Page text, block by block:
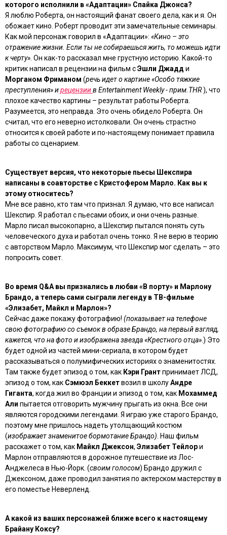
которого исполнили в «Адаптации» Спайка Джонса?
Я люблю Роберта, он настоящий фанат своего дела, как и я. Он
обожает кино. Роберт проводит эти замечательные семинары.
Как мой персонаж говорил в «Адаптации»: «Кино – это
отражение жизни. Если ты не собираешься жить, то можешь идти
к черту» . Он как-то рассказал мне грустную историю. Какой-то
критик написал в рецензии на фильм сЭшли Джадд и
Морганом Фриманом (речь идет о картине «Особо тяжкие
преступления» ирецензиив Entertainment Weekly - прим.THR), что
плохое качество картины – результат работы Роберта.
Разумеется, это неправда. Это очень обидело Роберта. Он
считал, что его неверно истолковали. Он очень страстно
относится к своей работе и по-настоящему понимает правила
работы со сценарием.
Существует версия, что некоторые пьесы Шекспира
написаны в соавторстве с Кристофером Марло. Как вы к
этому относитесь?
Мне все равно, кто там что признал. Я думаю, что все написал
Шекспир. Я работал с пьесами обоих, и они очень разные.
Марло писал высокопарно, а Шекспир пытался понять суть
человеческого духа и работал очень тонко. Я не верю в теорию
с авторством Марло. Максимум, что Шекспир мог сделать – это
попросить совет.
Во время Q&A вы признались в любви «В порту» и Марлону
Брандо, а теперь сами сыграли легенду в ТВ-фильме
«Элизабет, Майкл и Марлон»?
Сейчас даже покажу фотографию! (показывает на телефоне
свою фотографию со съемок в образе Брандо, на первый взгляд,
кажется, что на фото и изображена звезда «Крестного отца».) Это
будет одной из частей мини-сериала, в котором будет
рассказываться о полумифических историях о знаменитостях.
Там также будет эпизод о том, как Кэри Грантпринимает ЛСД,
эпизод о том, как Сэмюэл Беккетвозил в школуАндре
Гиганта, когда жил во Франции и эпизод о том, как Мохаммед
Али пытается отговорить мужчину прыгать из окна. Все они
являются городскими легендами. Я играю уже старого Брандо,
поэтому мне пришлось надеть утолщающий костюм
(изображает знаменитое бормотание Брандо) . Наш фильм
расскажет о том, как Майкл Джексон, Элизабет Тейлори
Марлон отправляются в дорожное путешествие из Лос-
Анджелеса в Нью-Йорк. (своим голосом) Брандо дружил с
Джексоном, даже проводил занятия по актерском мастерству в
его поместье Неверленд.
А какой из ваших персонажей ближе всего к настоящему
Брайану Коксу?